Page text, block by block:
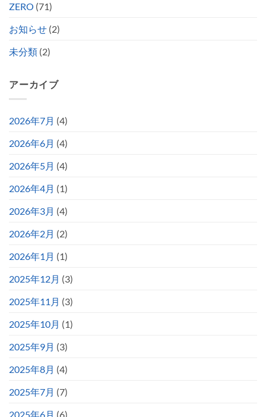
ZERO (71)
お知らせ (2)
未分類 (2)
アーカイブ
2026年7月 (4)
2026年6月 (4)
2026年5月 (4)
2026年4月 (1)
2026年3月 (4)
2026年2月 (2)
2026年1月 (1)
2025年12月 (3)
2025年11月 (3)
2025年10月 (1)
2025年9月 (3)
2025年8月 (4)
2025年7月 (7)
2025年6月 (6)